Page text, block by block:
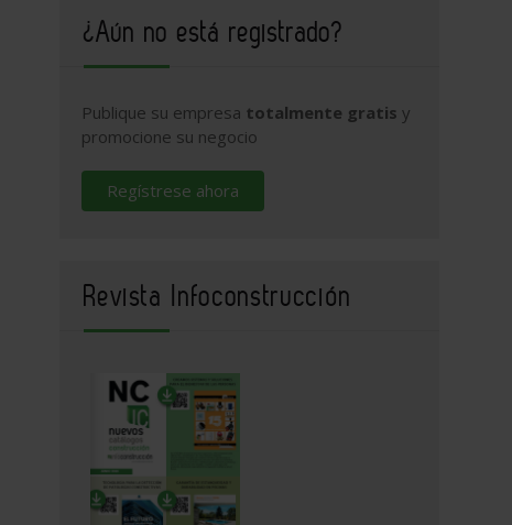
¿Aún no está registrado?
Publique su empresa totalmente gratis y
promocione su negocio
Regístrese ahora
Revista Infoconstrucción